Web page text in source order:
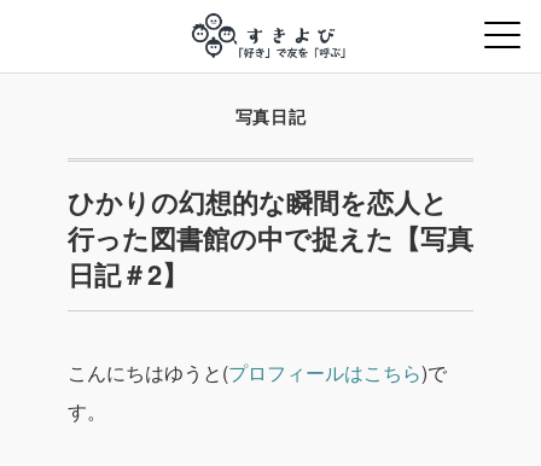
写真日記
ひかりの幻想的な瞬間を恋人と
行った図書館の中で捉えた【写真
日記＃2】
こんにちはゆうと(プロフィールはこちら)で
す。